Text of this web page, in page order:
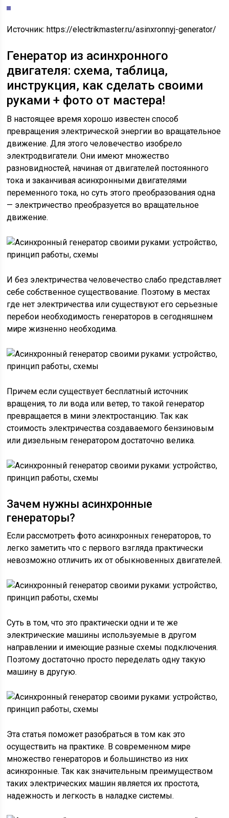
Источник:https://electrikmaster.ru/asinxronnyj-generator/
Генератор из асинхронного
двигателя: схема, таблица,
инструкция, как сделать своими
руками + фото от мастера!
В настоящее время хорошо известен способ
превращения электрической энергии во вращательное
движение. Для этого человечество изобрело
электродвигатели. Они имеют множество
разновидностей, начиная от двигателей постоянного
тока и заканчивая асинхронными двигателями
переменного тока, но суть этого преобразования одна
— электричество преобразуется во вращательное
движение.
И без электричества человечество слабо представляет
себе собственное существование. Поэтому в местах
где нет электричества или существуют его серьезные
перебои необходимость генераторов в сегодняшнем
мире жизненно необходима.
Причем если существует бесплатный источник
вращения, то ли вода или ветер, то такой генератор
превращается в мини электростанцию. Так как
стоимость электричества создаваемого бензиновым
или дизельным генератором достаточно велика.
Зачем нужны асинхронные
генераторы?
Если рассмотреть фото асинхронных генераторов, то
легко заметить что с первого взгляда практически
невозможно отличить их от обыкновенных двигателей.
Суть в том, что это практически одни и те же
электрические машины используемые в другом
направлении и имеющие разные схемы подключения.
Поэтому достаточно просто переделать одну такую
машину в другую.
Эта статья поможет разобраться в том как это
осуществить на практике. В современном мире
множество генераторов и большинство из них
асинхронные. Так как значительным преимуществом
таких электрических машин является их простота,
надежность и легкость в наладке системы.